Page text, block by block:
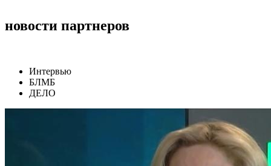
новости партнеров
Интервью
БЛМБ
ДЕЛО